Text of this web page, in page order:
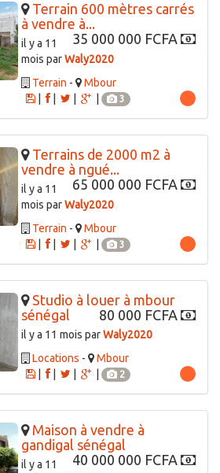
Terrain 600 mètres carrés
à vendre à...
35 000 000 FCFA
il y a 11
mois parWaly2020
Terrain -
Mbour
|
3
Terrains de 2000 m2 à
vendre à ngué...
65 000 000 FCFA
il y a 11
mois parWaly2020
Terrain -
Mbour
|
3
Studio à louer à mbour
sénégal
80 000 FCFA
il y a 11 mois parWaly2020
Locations -
Mbour
|
2
Maison à vendre à
gandigal sénégal
40 000 000 FCFA
il y a 11